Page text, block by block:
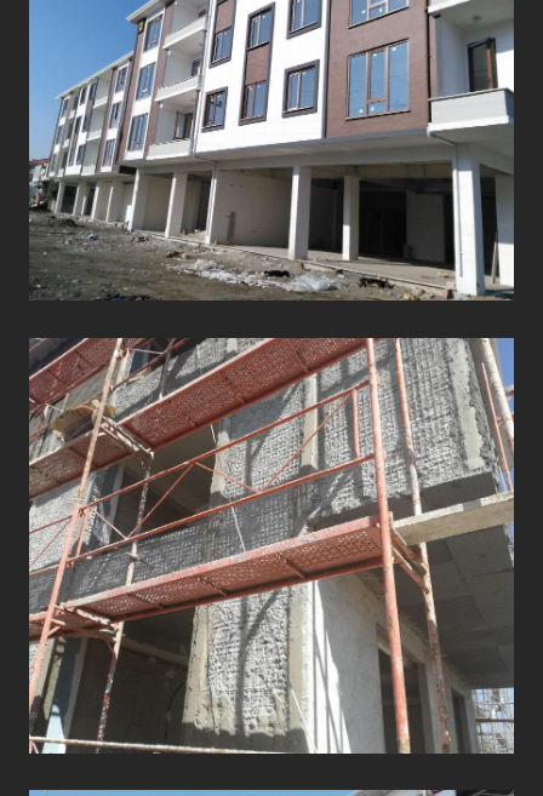
DUVAR VE CEPHE
UYGULAMALARI